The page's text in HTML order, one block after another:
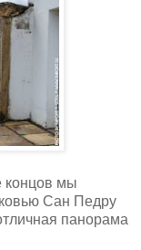
концов мы
Сан Педру
панорама